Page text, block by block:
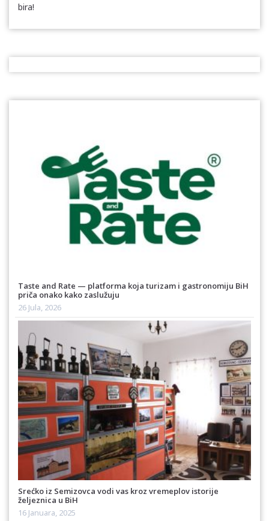
bira!
Taste and Rate — platforma koja turizam i gastronomiju BiH
priča onako kako zaslužuju
26 Jula, 2026
Srećko iz Semizovca vodi vas kroz vremeplov istorije
željeznica u BiH
16 Januara, 2025